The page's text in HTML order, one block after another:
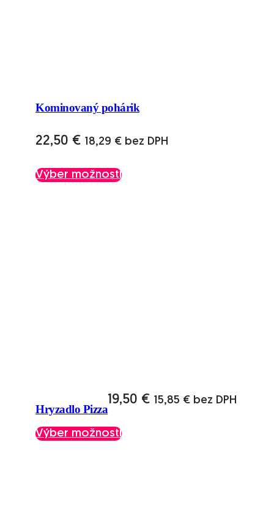
Kominovaný pohárik
22,50 € 18,29 € bez DPH
Výber možností
Tento
Hryzadlo Pizza
19,50 € 15,85 € bez DPH
Výber možností
Tento